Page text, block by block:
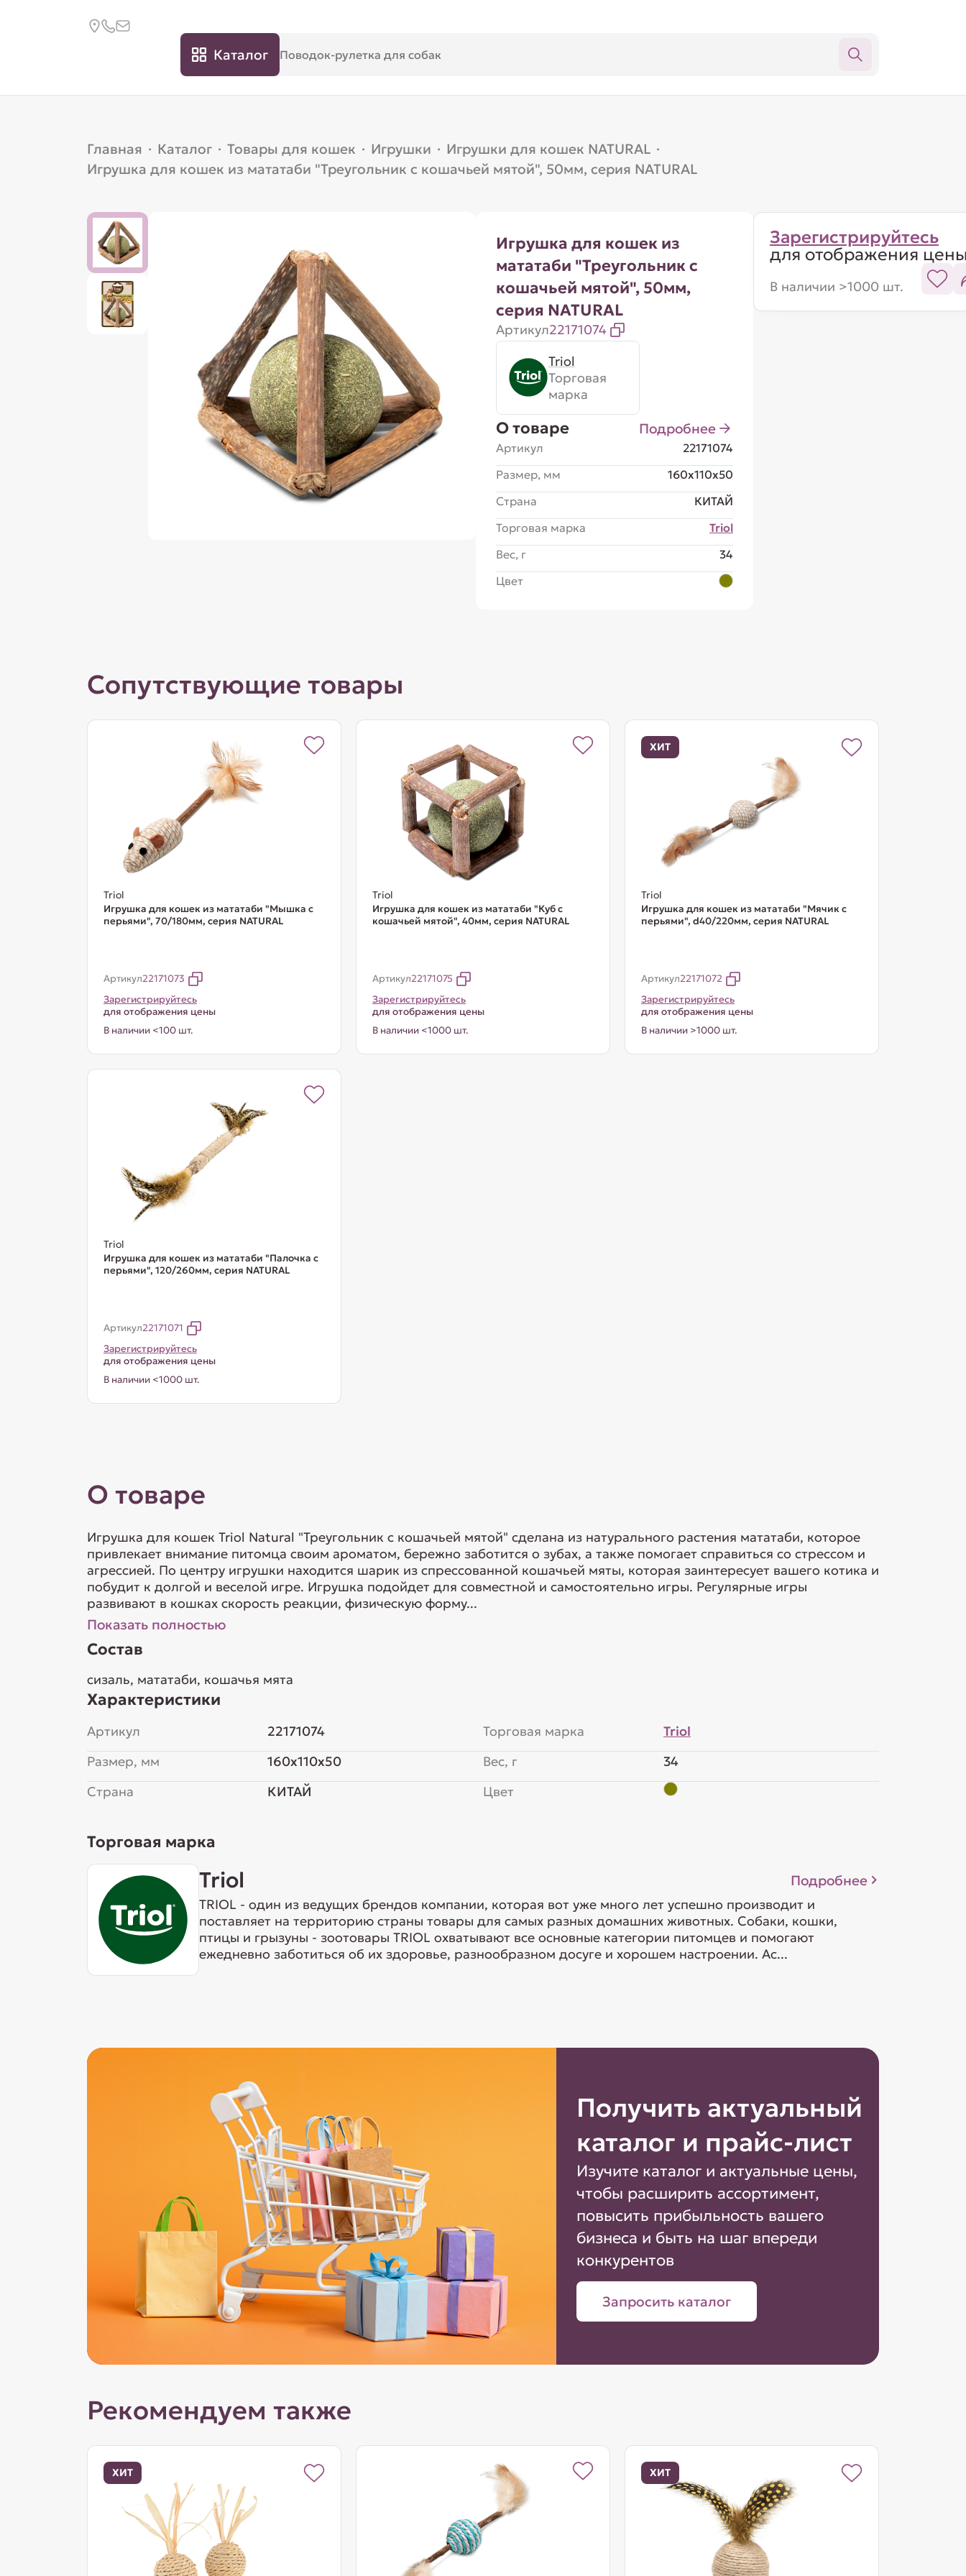
Каталог
Главная · Каталог · Товары для кошек · Игрушки · Игрушки для кошек NATURAL ·
Игрушка для кошек из мататаби "Треугольник с кошачьей мятой", 50мм, серия NATURAL
Игрушка для кошек из
мататаби "Треугольник с
кошачьей мятой", 50мм,
серия NATURAL
Артикул22171074
Triol
Торговая
марка
О товаре Подробнее
Артикул
22171074
Размер, мм
160x110x50
Страна
КИТАЙ
Торговая марка
Triol
Вес, г
34
Цвет
Зарегистрируйтесь
для отображения
В наличии >1000 шт.
Сопутствующие товары
Triol
Игрушка для кошек из мататаби "Мышка с
перьями", 70/180мм, серия NATURAL
Артикул22171073
Зарегистрируйтесь
для отображения цены
В наличии <100 шт.
Triol
Игрушка для кошек из мататаби "Куб с
кошачьей мятой", 40мм, серия NATURAL
Артикул22171075
Зарегистрируйтесь
для отображения цены
В наличии <1000 шт.
ХИТ
Triol
Игрушка для кошек из мататаби "Мячик с
перьями", d40/220мм, серия NATURAL
Артикул22171072
Зарегистрируйтесь
для отображения цены
В наличии >1000 шт.
Triol
Игрушка для кошек из мататаби "Палочка с
перьями", 120/260мм, серия NATURAL
Артикул22171071
Зарегистрируйтесь
для отображения цены
В наличии <1000 шт.
О товаре
Игрушка для кошек Triol Natural "Треугольник с кошачьей мятой" сделана из натурального растения мататаби, которое
привлекает внимание питомца своим ароматом, бережно заботится о зубах, а также помогает справиться со стрессом и
агрессией. По центру игрушки находится шарик из спрессованной кошачьей мяты, которая заинтересует вашего котика и
побудит к долгой и веселой игре. Игрушка подойдет для совместной и самостоятельно игры. Регулярные игры
развивают в кошках скорость реакции, физическую форму...
Показать полностью
Состав
сизаль, мататаби, кошачья мята
Характеристики
Артикул
22171074
Размер, мм
160x110x50
Страна
КИТАЙ
Торговая марка
Triol
Вес, г
34
Цвет
Торговая марка
Triol Подробнее
TRIOL - один из ведущих брендов компании, которая вот уже много лет успешно производит и
поставляет на территорию страны товары для самых разных домашних животных. Собаки, кошки,
птицы и грызуны - зоотовары TRIOL охватывают все основные категории питомцев и помогают
ежедневно заботиться об их здоровье, разнообразном досуге и хорошем настроении. Ас...
Получить актуальный
каталог и прайс-лист
Изучите каталог и актуальные цены,
чтобы расширить ассортимент,
повысить прибыльность вашего
бизнеса и быть на шаг впереди
конкурентов
Запросить каталог
Рекомендуем также
ХИТ ХИТ